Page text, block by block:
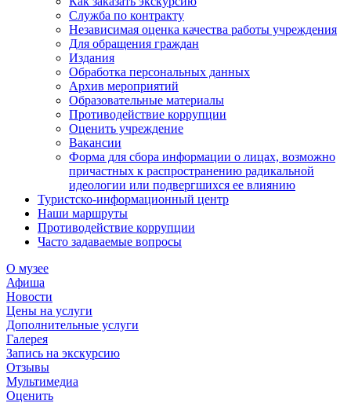
Служба по контракту
Независимая оценка качества работы учреждения
Для обращения граждан
Издания
Обработка персональных данных
Архив мероприятий
Образовательные материалы
Противодействие коррупции
Оценить учреждение
Вакансии
Форма для сбора информации о лицах, возможно
причастных к распространению радикальной
идеологии или подвергшихся ее влиянию
Туристско-информационный центр
Наши маршруты
Противодействие коррупции
Часто задаваемые вопросы
О музее
Афиша
Новости
Цены на услуги
Дополнительные услуги
Галерея
Запись на экскурсию
Отзывы
Мультимедиа
Оценить